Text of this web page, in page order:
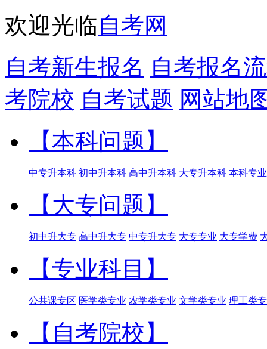
欢迎光临自考网
自考新生报名 自考报名
考院校 自考试题 网站地
【本科问题】
中专升本科 初中升本科 高中升本科 大专升本科 本科专业
【大专问题】
初中升大专 高中升大专 中专升大专 大专专业 大专学费
【专业科目】
公共课专区 医学类专业 农学类专业 文学类专业 理工类
【自考院校】